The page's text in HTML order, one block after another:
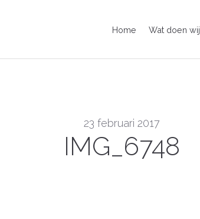
Home Wat doen wij
23 februari 2017
IMG_6748